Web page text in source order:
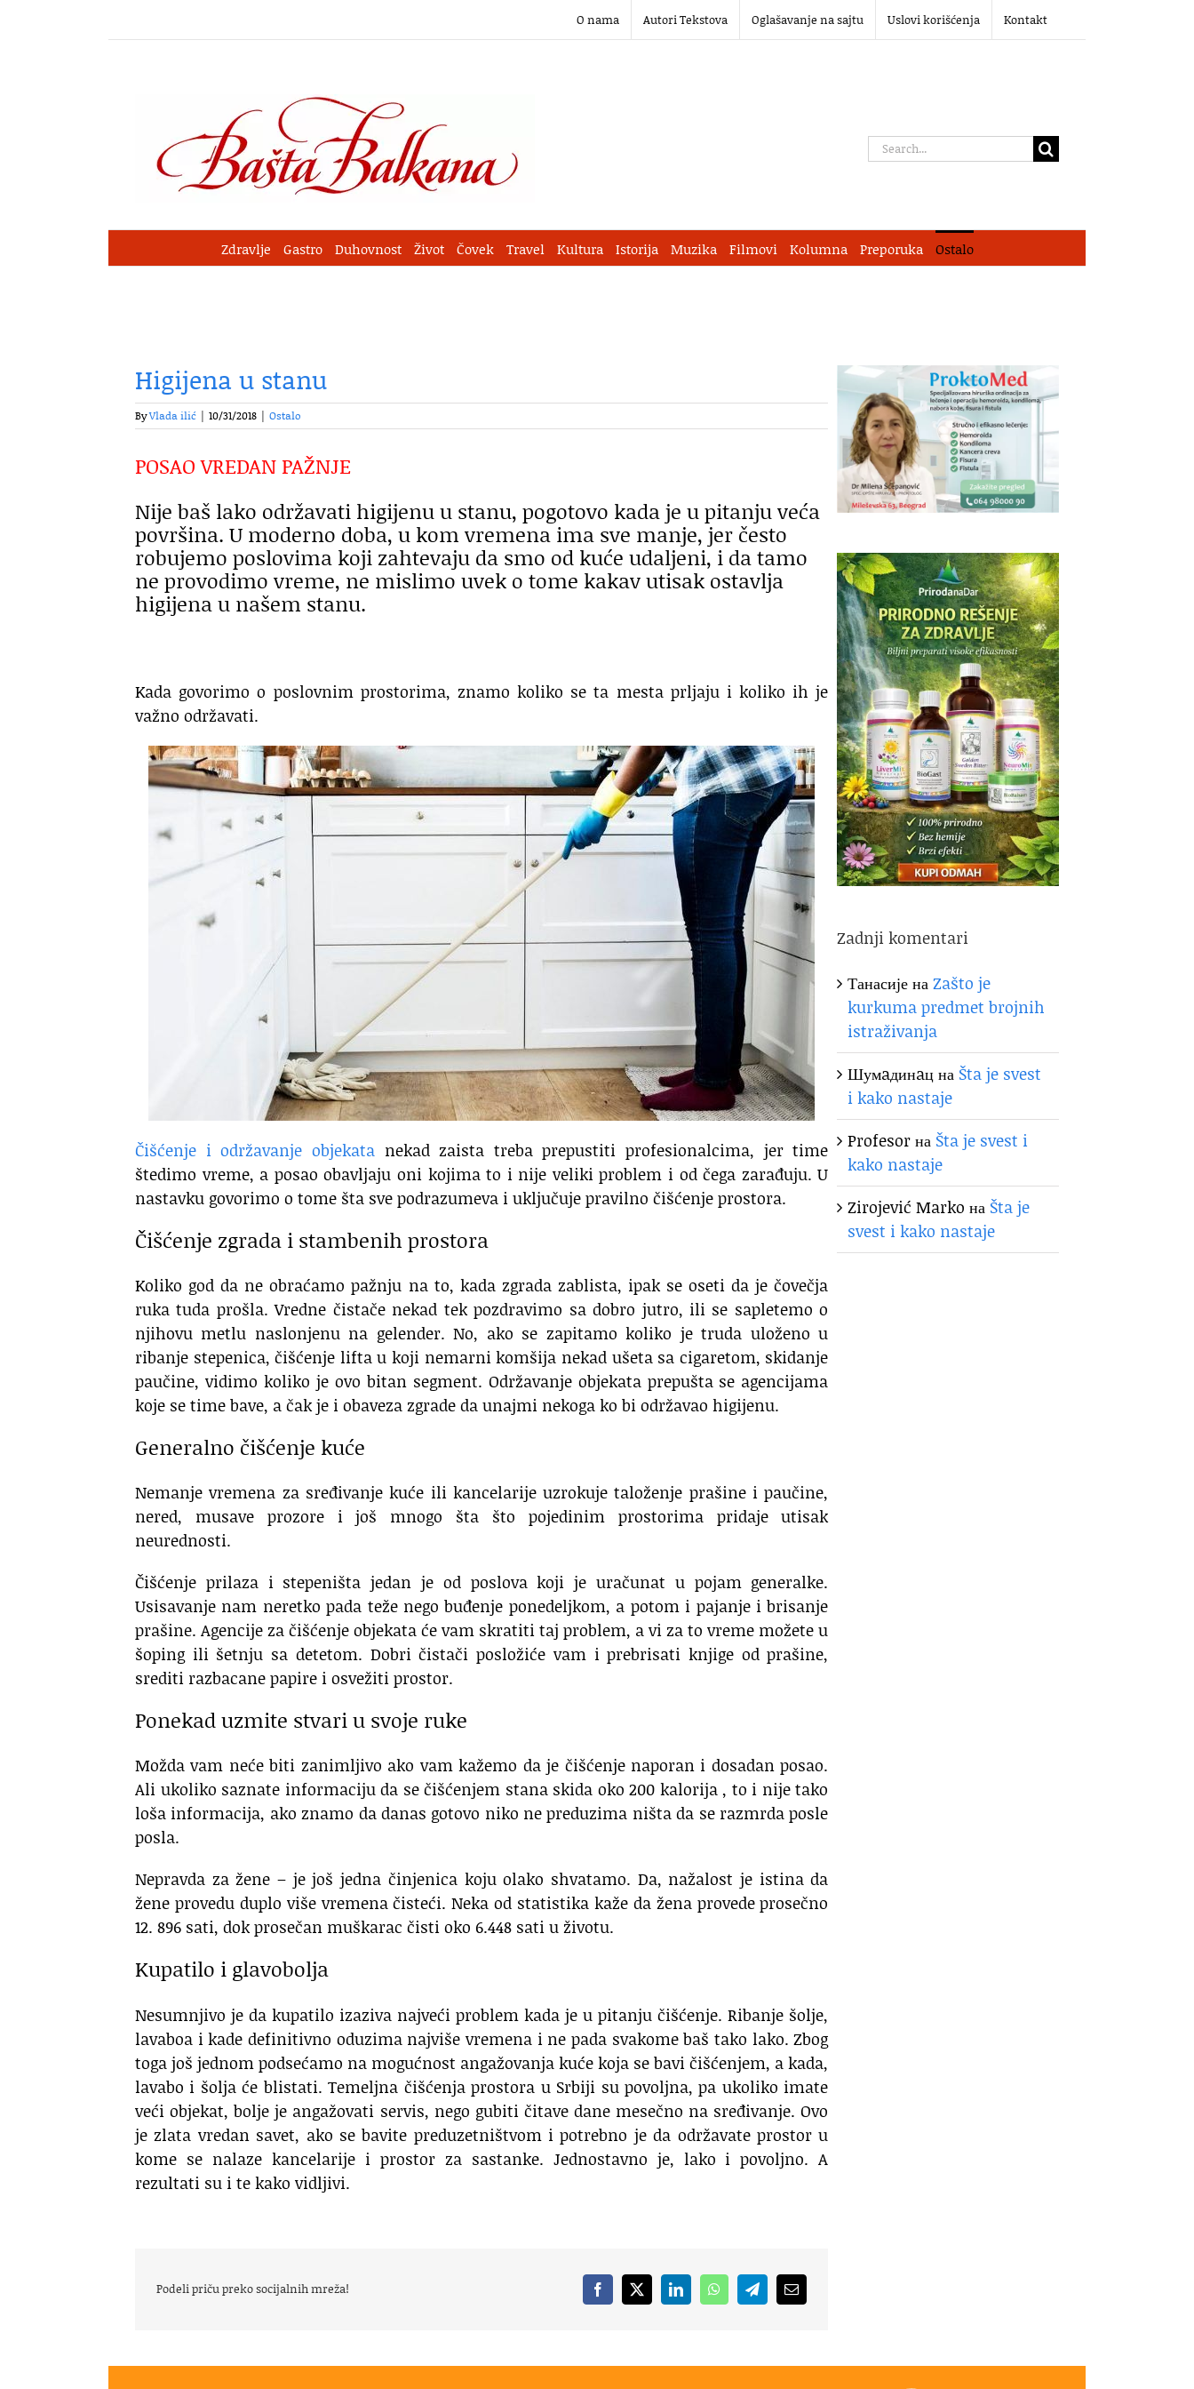
O nama Autori Tekstova Oglašavanje na sajtu Uslovi korišćenja Kontakt
Search
Zdravlje Gastro Duhovnost Život Čovek Travel Kultura Istorija Muzika Filmovi Kolumna Preporuka Ostalo
Higijena u stanu
ByVlada ilić | 10/31/2018 | Ostalo
POSAO VREDAN PAŽNJE
Nije baš lako održavati higijenu u stanu, pogotovo kada je u pitanju veća
površina. U moderno doba, u kom vremena ima sve manje, jer često
robujemo poslovima koji zahtevaju da smo od kuće udaljeni, i da tamo
ne provodimo vreme, ne mislimo uvek o tome kakav utisak ostavlja
higijena u našem stanu.
Kada govorimo o poslovnim prostorima, znamo koliko se ta mesta prljaju i koliko ih je
važno održavati.
Čišćenje i održavanje objekatanekad zaista treba prepustiti profesionalcima, jer time
štedimo vreme, a posao obavljaju oni kojima to i nije veliki problem i od čega zarađuju. U
nastavku govorimo o tome šta sve podrazumeva i uključuje pravilno čišćenje prostora.
Čišćenje zgrada i stambenih prostora
Koliko god da ne obraćamo pažnju na to, kada zgrada zablista, ipak se oseti da je čovečja
ruka tuda prošla. Vredne čistače nekad tek pozdravimo sa dobro jutro, ili se sapletemo o
njihovu metlu naslonjenu na gelender. No, ako se zapitamo koliko je truda uloženo u
ribanje stepenica, čišćenje lifta u koji nemarni komšija nekad ušeta sa cigaretom, skidanje
paučine, vidimo koliko je ovo bitan segment. Održavanje objekata prepušta se agencijama
koje se time bave, a čak je i obaveza zgrade da unajmi nekoga ko bi održavao higijenu.
Generalno čišćenje kuće
Nemanje vremena za sređivanje kuće ili kancelarije uzrokuje taloženje prašine i paučine,
nered, musave prozore i još mnogo šta što pojedinim prostorima pridaje utisak
neurednosti.
Čišćenje prilaza i stepeništa jedan je od poslova koji je uračunat u pojam generalke.
Usisavanje nam neretko pada teže nego buđenje ponedeljkom, a potom i pajanje i brisanje
prašine. Agencije za čišćenje objekata će vam skratiti taj problem, a vi za to vreme možete u
šoping ili šetnju sa detetom. Dobri čistači posložiće vam i prebrisati knjige od prašine,
srediti razbacane papire i osvežiti prostor.
Ponekad uzmite stvari u svoje ruke
Možda vam neće biti zanimljivo ako vam kažemo da je čišćenje naporan i dosadan posao.
Ali ukoliko saznate informaciju da se čišćenjem stana skida oko 200 kalorija , to i nije tako
loša informacija, ako znamo da danas gotovo niko ne preduzima ništa da se razmrda posle
posla.
Nepravda za žene – je još jedna činjenica koju olako shvatamo. Da, nažalost je istina da
žene provedu duplo više vremena čisteći. Neka od statistika kaže da žena provede prosečno
12. 896 sati, dok prosečan muškarac čisti oko 6.448 sati u životu.
Kupatilo i glavobolja
Nesumnjivo je da kupatilo izaziva najveći problem kada je u pitanju čišćenje. Ribanje šolje,
lavaboa i kade definitivno oduzima najviše vremena i ne pada svakome baš tako lako. Zbog
toga još jednom podsećamo na mogućnost angažovanja kuće koja se bavi čišćenjem, a kada,
lavabo i šolja će blistati. Temeljna čišćenja prostora u Srbiji su povoljna, pa ukoliko imate
veći objekat, bolje je angažovati servis, nego gubiti čitave dane mesečno na sređivanje. Ovo
je zlata vredan savet, ako se bavite preduzetništvom i potrebno je da održavate prostor u
kome se nalaze kancelarije i prostor za sastanke. Jednostavno je, lako i povoljno. A
rezultati su i te kako vidljivi.
Podeli priču preko socijalnih mreža! Facebook
X LinkedInWhatsAppTelegramEmail
Zadnji komentari
ТанасијенаZašto je
kurkuma predmet brojnih
istraživanja
Шумaдинaцна Šta je svest
i kako nastaje
Profesorна Šta je svest i
kako nastaje
Zirojević Marko на Šta je
svest i kako nastaje